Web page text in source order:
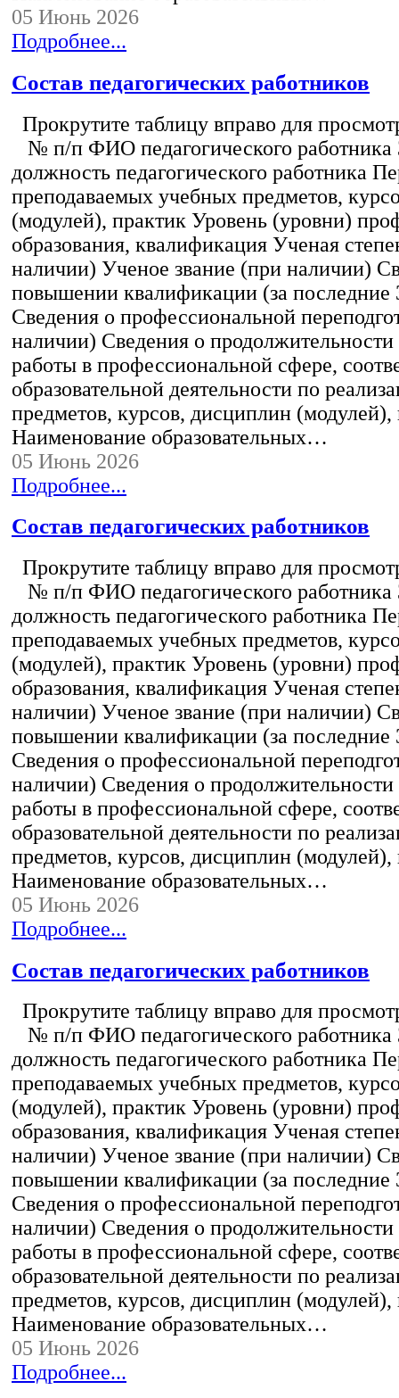
05 Июнь 2026
Подробнее...
Состав педагогических работников
Прокрутите таблицу вправо для
№ п/п ФИО педагогического работника
должность педагогического работника
преподаваемых учебных предметов,
(модулей), практик Уровень (уровни)
образования, квалификация Ученая
наличии) Ученое звание (при наличии)
повышении квалификации (за последние
Сведения о профессиональной
наличии) Сведения о
работы в профессиональной сфере,
образовательной деятельности по
предметов, курсов, дисциплин (модулей),
Наименование образовательных…
05 Июнь 2026
Подробнее...
Состав педагогических работников
Прокрутите таблицу вправо для
№ п/п ФИО педагогического работника
должность педагогического работника
преподаваемых учебных предметов,
(модулей), практик Уровень (уровни)
образования, квалификация Ученая
наличии) Ученое звание (при наличии)
повышении квалификации (за последние
Сведения о профессиональной
наличии) Сведения о
работы в профессиональной сфере,
образовательной деятельности по
предметов, курсов, дисциплин (модулей),
Наименование образовательных…
05 Июнь 2026
Подробнее...
Состав педагогических работников
Прокрутите таблицу вправо для
№ п/п ФИО педагогического работника
должность педагогического работника
преподаваемых учебных предметов,
(модулей), практик Уровень (уровни)
образования, квалификация Ученая
наличии) Ученое звание (при наличии)
повышении квалификации (за последние
Сведения о профессиональной
наличии) Сведения о
работы в профессиональной сфере,
образовательной деятельности по
предметов, курсов, дисциплин (модулей),
Наименование образовательных…
05 Июнь 2026
Подробнее...